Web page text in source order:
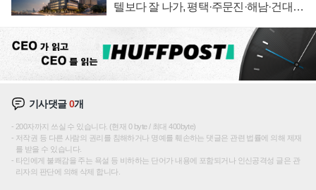
텔보다 잘 나가, 평택·주문진·해남·건대로
기사댓글0개
200자까지 쓰실 수 있습니다. (현재 0 byte / 최대 400byte)
저작권 등 다른 사람의 권리를 침해하거나 명예를 훼손하는 댓글은 관련 법률에 의해 제재
를 받을 수 있습니다.
타인에게 불쾌감을 주는 욕설 등 비하하는 단어가 내용에 포함되거나 인신공격성 글은 관
리자의 판단에 의해 삭제 합니다.